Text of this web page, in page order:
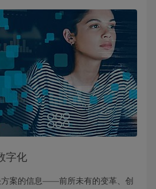
字化
方案的信息——前所未有的变革、创